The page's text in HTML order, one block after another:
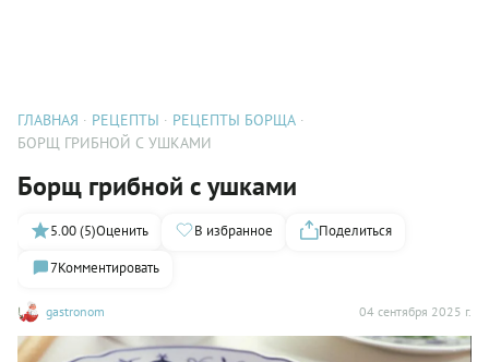
ГЛАВНАЯ РЕЦЕПТЫ
РЕЦЕПТЫ БОРЩА
БОРЩ ГРИБНОЙ С УШКАМИ
Борщ грибной с ушками
gastronom 04 сентября 2025 г.
5.00 (5)Оценить В избранное
Поделиться
7Комментировать